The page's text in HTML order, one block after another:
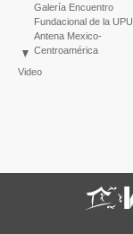
Galería Encuentro
Fundacional de la UPU,
Antena Mexico-
Centroamérica
Taller Upu: Hábitat y
Video